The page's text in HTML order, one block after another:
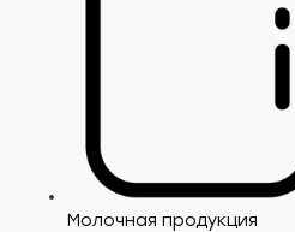
Молочная продукция